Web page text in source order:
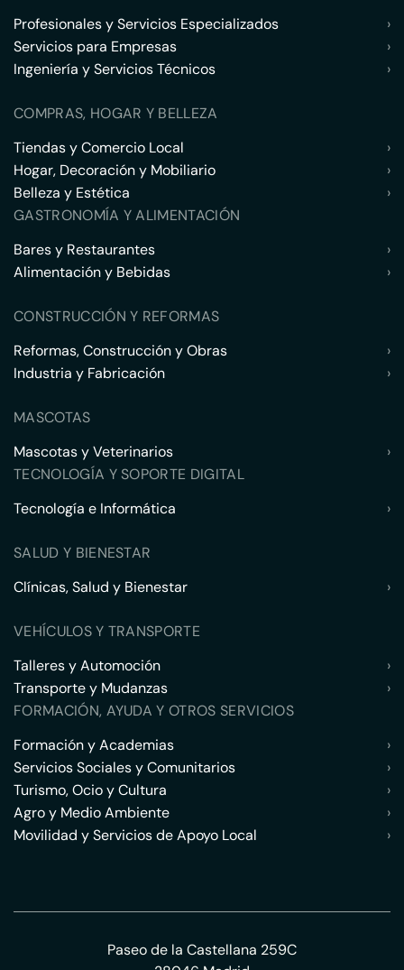
Profesionales y Servicios Especializados
›
Servicios para Empresas
›
Ingeniería y Servicios Técnicos
›
COMPRAS, HOGAR Y BELLEZA
Tiendas y Comercio Local
›
Hogar, Decoración y Mobiliario
›
Belleza y Estética
›
GASTRONOMÍA Y ALIMENTACIÓN
Bares y Restaurantes
›
Alimentación y Bebidas
›
CONSTRUCCIÓN Y REFORMAS
Reformas, Construcción y Obras
›
Industria y Fabricación
›
MASCOTAS
Mascotas y Veterinarios
›
TECNOLOGÍA Y SOPORTE DIGITAL
Tecnología e Informática
›
SALUD Y BIENESTAR
Clínicas, Salud y Bienestar
›
VEHÍCULOS Y TRANSPORTE
Talleres y Automoción
›
Transporte y Mudanzas
›
FORMACIÓN, AYUDA Y OTROS SERVICIOS
Formación y Academias
›
Servicios Sociales y Comunitarios
›
Turismo, Ocio y Cultura
›
Agro y Medio Ambiente
›
Movilidad y Servicios de Apoyo Local
›
Paseo de la Castellana 259C